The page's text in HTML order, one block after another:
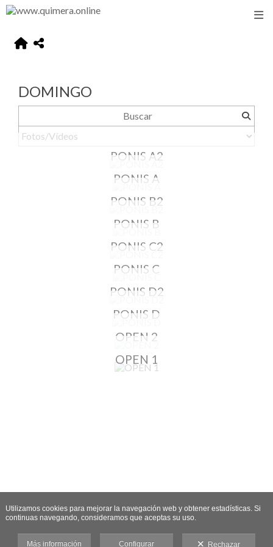
DOMINGO
PONIS A2
PONIS A
PONIS B2
PONIS B
PONIS C2
PONIS C
PONIS D2
PONIS D
OPEN 2
OPEN 1
Utilizamos cookies para mejorar la navegación web y obtener estadísticas. Si
continuas navegando, consideramos que aceptas su uso.
Más información Configurar Rechazar